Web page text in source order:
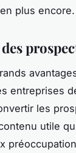
plus encore.
entreprises
les
utile